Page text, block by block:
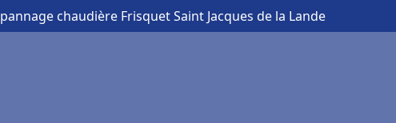
chaudière Frisquet Saint Jacques de la Lande